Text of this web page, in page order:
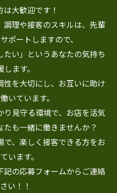
大歓迎です！
理や接客のスキルは、先輩
ポートしますので、
たい」というあなたの気持ち
ます。
を大切にし、お互いに助け
いています。
り見守る環境で、お店を活気
も一緒に働きませんか？
、楽しく接客できる方をお
います。
記の応募フォームからご連絡
い！！